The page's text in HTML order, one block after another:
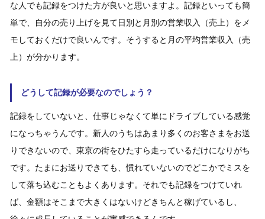
な人でも記録をつけた方が良いと思いますよ。記録といっても簡
単で、自分の売り上げを見て日別と月別の営業収入（売上）をメ
モしておくだけで良いんです。そうすると月の平均営業収入（売
上）が分かります。
どうして記録が必要なのでしょう？
記録をしていないと、仕事じゃなくて単にドライブしている感覚
になっちゃうんです。新人のうちはあまり多くのお客さまをお送
りできないので、東京の街をひたすら走っているだけになりがち
です。たまにお送りできても、慣れていないのでどこかでミスを
して落ち込むこともよくあります。それでも記録をつけていれ
ば、金額はそこまで大きくはないけどきちんと稼げているし、